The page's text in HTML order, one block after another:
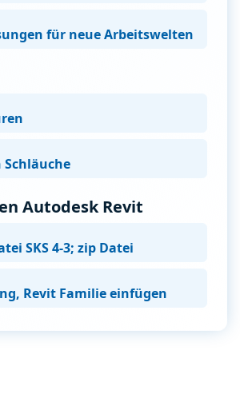
für neue Arbeitswelten
Schläuche
Autodesk Revit
SKS 4-3; zip Datei
Revit Familie einfügen